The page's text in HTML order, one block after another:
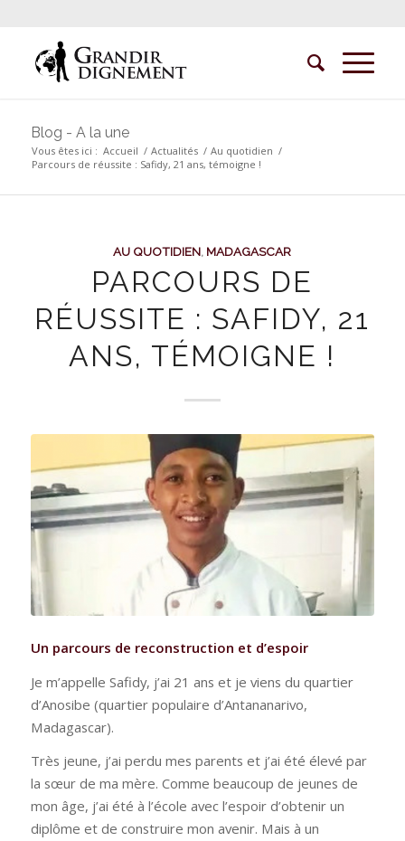
Blog - A la une
Vous êtes ici : Accueil / Actualités / Au quotidien /
Parcours de réussite : Safidy, 21 ans, témoigne !
AU QUOTIDIEN, MADAGASCAR
PARCOURS DE
RÉUSSITE : SAFIDY, 21
ANS, TÉMOIGNE !
Un parcours de reconstruction et d’espoir
Je m’appelle Safidy, j’ai 21 ans et je viens du quartier
d’Anosibe (quartier populaire d’Antananarivo,
Madagascar).
Très jeune, j’ai perdu mes parents et j’ai été élevé par
la sœur de ma mère. Comme beaucoup de jeunes de
mon âge, j’ai été à l’école avec l’espoir d’obtenir un
diplôme et de construire mon avenir. Mais à un